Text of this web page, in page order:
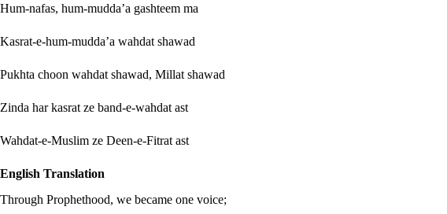
Hum-nafas, hum-mudda’a gashteem ma
Kasrat-e-hum-mudda’a wahdat shawad
Pukhta choon wahdat shawad, Millat shawad
Zinda har kasrat ze band-e-wahdat ast
Wahdat-e-Muslim ze Deen-e-Fitrat ast
English Translation
Through Prophethood, we became one voice;